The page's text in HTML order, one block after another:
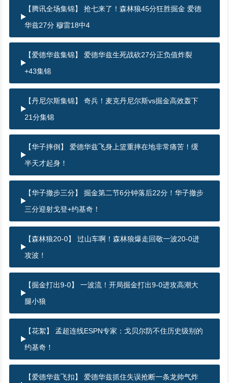
【腾讯全场集锦】 抢七来了！森林狼45分狂胜掘金 爱德
华兹27分 穆雷18中4
【爱德华兹集锦】 爱德华兹生死战砍27分正负值炸裂
+43集锦
【丹尼尔斯集锦】 奇兵！麦克丹尼尔斯vs掘金高效轰下
21分集锦
【华子摔倒】 爱德华兹飞身上篮重摔在地非常痛苦！缓
半天才起身！
【华子撤步三分】 掘金第二节6分钟落后22分！华子撤步
三分迎射戈登+约基奇！
【森林狼20-0】 过山车啊！森林狼爆走回敬一波20-0进
攻波！
【掘金打出9-0】 一波流！开局掘金打出9-0进攻高潮大
腿小狼
【花絮】 孟超连线ESPN专家：戈贝尔防不住历史级别的
约基奇！
【爱德华兹飞扣】 爱德华兹抓住失误抢断一条龙帅气炸